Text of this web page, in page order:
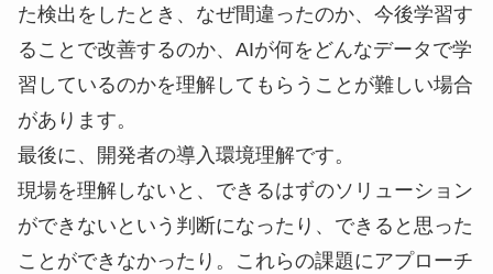
た検出をしたとき、なぜ間違ったのか、今後学習す
ることで改善するのか、AIが何をどんなデータで学
習しているのかを理解してもらうことが難しい場合
があります。
最後に、開発者の導入環境理解です。
現場を理解しないと、できるはずのソリューション
ができないという判断になったり、できると思った
ことができなかったり。これらの課題にアプローチ